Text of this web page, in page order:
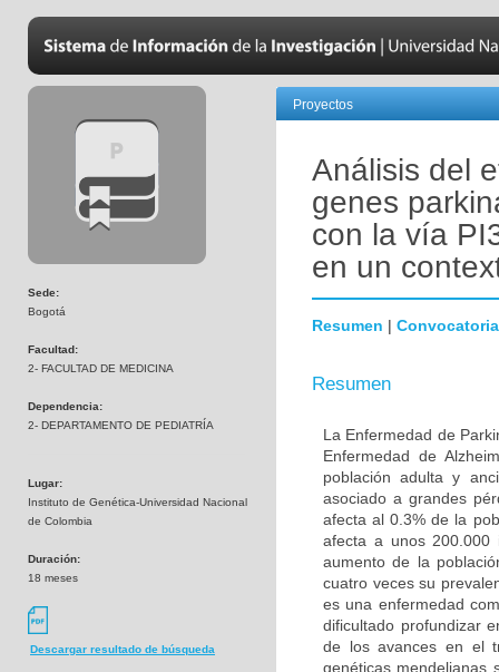
Sede:
Bogotá
Facultad:
2- FACULTAD DE MEDICINA
Dependencia:
2- DEPARTAMENTO DE PEDIATRÍA
Lugar:
Instituto de Genética-Universidad Nacional
de Colombia
Duración:
18 meses
Descargar resultado de búsqueda
Proyectos
Análisis del
genes
con la vía
en un
Resumen | Convocatoria
Resumen
La Enfermedad de
Enfermedad de
población adulta y
asociado a grandes
afecta al 0.3% de la
afecta a unos 200.000
aumento de la
cuatro veces su
es una enfermedad
dificultado profundizar
de los avances en el
genéticas mendelianas